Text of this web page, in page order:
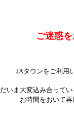
ご迷惑
JAタウンをご利用
いま大変込み合って
お時間をおいて